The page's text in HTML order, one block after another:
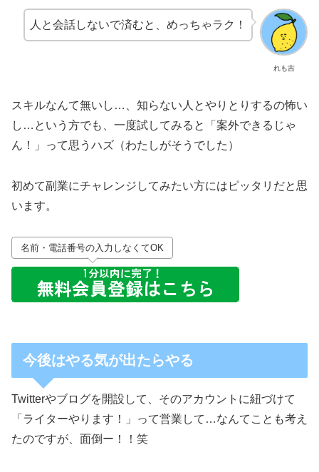
れも吉
人と会話しないで済むと、めっちゃラク！
スキルなんて無いし…、知らない人とやりとりするの怖い
し…という方でも、一度試してみると「案外できるじゃ
ん！」って思うハズ（わたしがそうでした）
初めて副業にチャレンジしてみたい方にはピッタリだと思
います。
名前・電話番号の入力しなくてOK
今後はやる気が出たらやる
Twitterやブログを開設して、そのアカウントに紐づけて
「ライターやります！」って営業して…なんてことも考え
たのですが、面倒ー！！笑